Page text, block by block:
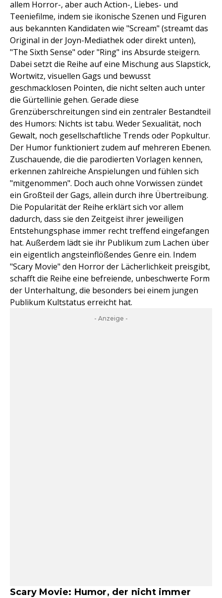
allem Horror-, aber auch Action-, Liebes- und
Teeniefilme, indem sie ikonische Szenen und Figuren
aus bekannten Kandidaten wie "Scream" (streamt das
Original in der Joyn-Mediathek oder direkt unten),
"The Sixth Sense" oder "Ring" ins Absurde steigern.
Dabei setzt die Reihe auf eine Mischung aus Slapstick,
Wortwitz, visuellen Gags und bewusst
geschmacklosen Pointen, die nicht selten auch unter
die Gürtellinie gehen. Gerade diese
Grenzüberschreitungen sind ein zentraler Bestandteil
des Humors: Nichts ist tabu. Weder Sexualität, noch
Gewalt, noch gesellschaftliche Trends oder Popkultur.
Der Humor funktioniert zudem auf mehreren Ebenen.
Zuschauende, die die parodierten Vorlagen kennen,
erkennen zahlreiche Anspielungen und fühlen sich
"mitgenommen". Doch auch ohne Vorwissen zündet
ein Großteil der Gags, allein durch ihre Übertreibung.
Die Popularität der Reihe erklärt sich vor allem
dadurch, dass sie den Zeitgeist ihrer jeweiligen
Entstehungsphase immer recht treffend eingefangen
hat. Außerdem lädt sie ihr Publikum zum Lachen über
ein eigentlich angsteinflößendes Genre ein. Indem
"Scary Movie" den Horror der Lächerlichkeit preisgibt,
schafft die Reihe eine befreiende, unbeschwerte Form
der Unterhaltung, die besonders bei einem jungen
Publikum Kultstatus erreicht hat.
- Anzeige -
Scary Movie: Humor, der nicht immer